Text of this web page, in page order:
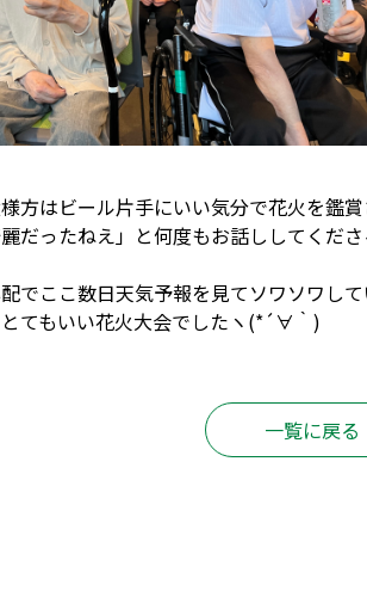
方はビール片手にいい気分で花火を鑑賞
だったねえ」と何度もお話ししてくだ
でここ数日天気予報を見てソワソワし
てもいい花火大会でしたヽ(*´∀｀)
一覧に戻る